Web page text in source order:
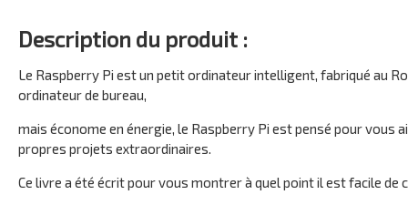
Description du produit :
Le Raspberry Pi est un petit ordinateur intelligent, fabriqué au
ordinateur de bureau,
mais économe en énergie, le Raspberry Pi est pensé pour
propres projets extraordinaires.
Ce livre a été écrit pour vous montrer à quel point il est facile de